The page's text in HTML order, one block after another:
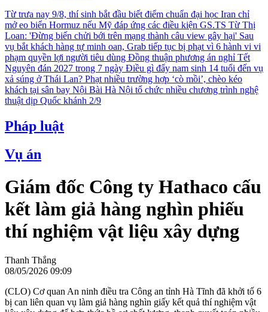
Từ trưa nay 9/8, thí sinh bắt đầu biết điểm chuẩn đại học Iran chỉ
mở eo biển Hormuz nếu Mỹ đáp ứng các điều kiện GS.TS Từ Thị
Loan: 'Đừng biến chửi bới trên mạng thành câu view gây hại' Sau
vụ bắt khách hàng tự minh oan, Grab tiếp tục bị phạt vì 6 hành vi vi
phạm quyền lợi người tiêu dùng Đồng thuận phương án nghỉ Tết
Nguyên đán 2027 trong 7 ngày Điều gì đẩy nam sinh 14 tuổi đến vụ
xả súng ở Thái Lan? Phạt nhiều trường hợp ‘cò mồi’, chèo kéo
khách tại sân bay Nội Bài Hà Nội tổ chức nhiều chương trình nghệ
thuật dịp Quốc khánh 2/9
Pháp luật
Vụ án
Giám đốc Công ty Hathaco cấu
kết làm giả hàng nghìn phiếu
thí nghiệm vật liệu xây dựng
Thanh Thắng
08/05/2026 09:09
(CLO) Cơ quan An ninh điều tra Công an tỉnh Hà Tĩnh đã khởi tố 6
bị can liên quan vụ làm giả hàng nghìn giấy kết quả thí nghiệm vật